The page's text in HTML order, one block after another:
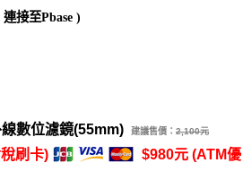
連接至Pbase )
數位濾鏡(55mm) 建議售價： 2,100元
刷卡)
$980元 (ATM優